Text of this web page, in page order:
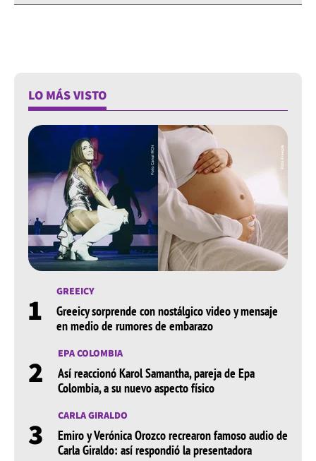
LO MÁS VISTO
1 GREEICY
Greeicy sorprende con nostálgico video y mensaje
en medio de rumores de embarazo
2 EPA COLOMBIA
Así reaccionó Karol Samantha, pareja de Epa
Colombia, a su nuevo aspecto físico
3 CARLA GIRALDO
Emiro y Verónica Orozco recrearon famoso audio de
Carla Giraldo: así respondió la presentadora